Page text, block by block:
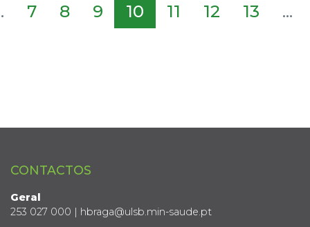
7 8 9 10 11 12 13 ...
CONTACTOS
Geral
253 027 000 | hbraga@ulsb.min-saude.pt